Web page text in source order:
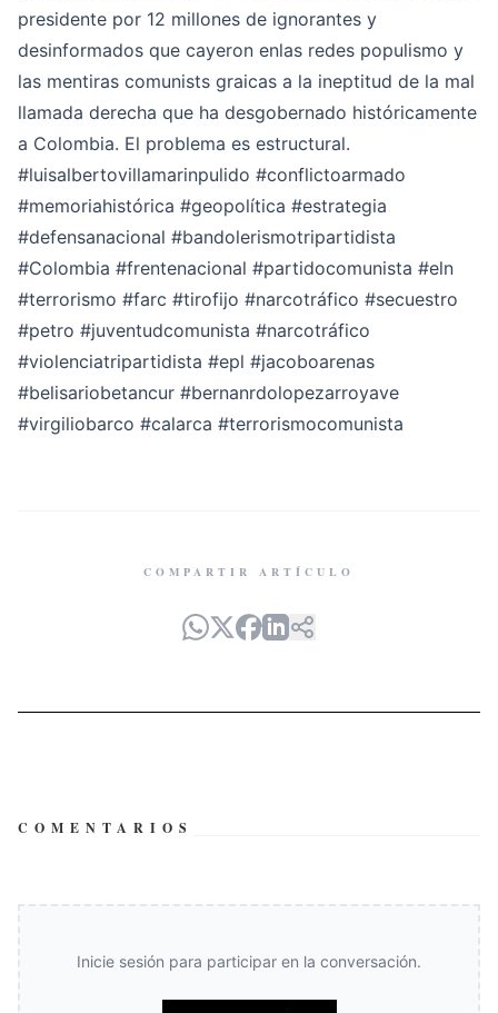
presidente por 12 millones de ignorantes y
desinformados que cayeron enlas redes populismo y
las mentiras comunists graicas a la ineptitud de la mal
llamada derecha que ha desgobernado históricamente
a Colombia. El problema es estructural.
#luisalbertovillamarinpulido #conflictoarmado
#memoriahistórica #geopolítica #estrategia
#defensanacional #bandolerismotripartidista
#Colombia #frentenacional #partidocomunista #eln
#terrorismo #farc #tirofijo #narcotráfico #secuestro
#petro #juventudcomunista #narcotráfico
#violenciatripartidista #epl #jacoboarenas
#belisariobetancur #bernanrdolopezarroyave
#virgiliobarco #calarca #terrorismocomunista
COMPARTIR ARTÍCULO
COMENTARIOS
Inicie sesión para participar en la conversación.